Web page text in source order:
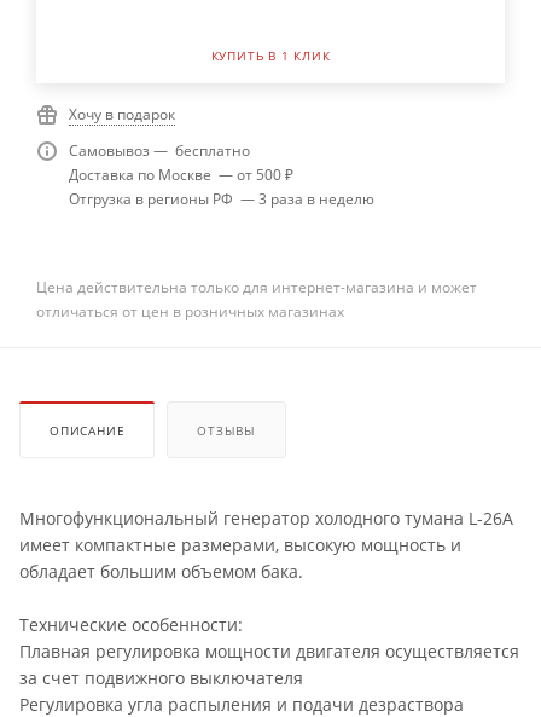
КУПИТЬ В 1 КЛИК
Хочу в подарок
Самовывоз — бесплатно
Доставка по Москве — от 500 ₽
Отгрузка в регионы РФ — 3 раза в неделю
Цена действительна только для интернет-магазина и может
отличаться от цен в розничных магазинах
ОПИСАНИЕ ОТЗЫВЫ
Многофункциональный генератор холодного тумана L-26A
имеет компактные размерами, высокую мощность и
обладает большим объемом бака.
Технические особенности:
Плавная регулировка мощности двигателя осуществляется
за счет подвижного выключателя
Регулировка угла распыления и подачи дезраствора